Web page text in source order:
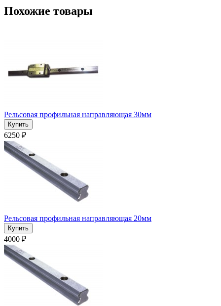
Похожие товары
Рельсовая профильная направляющая 30мм
6250 ₽
Рельсовая профильная направляющая 20мм
4000 ₽